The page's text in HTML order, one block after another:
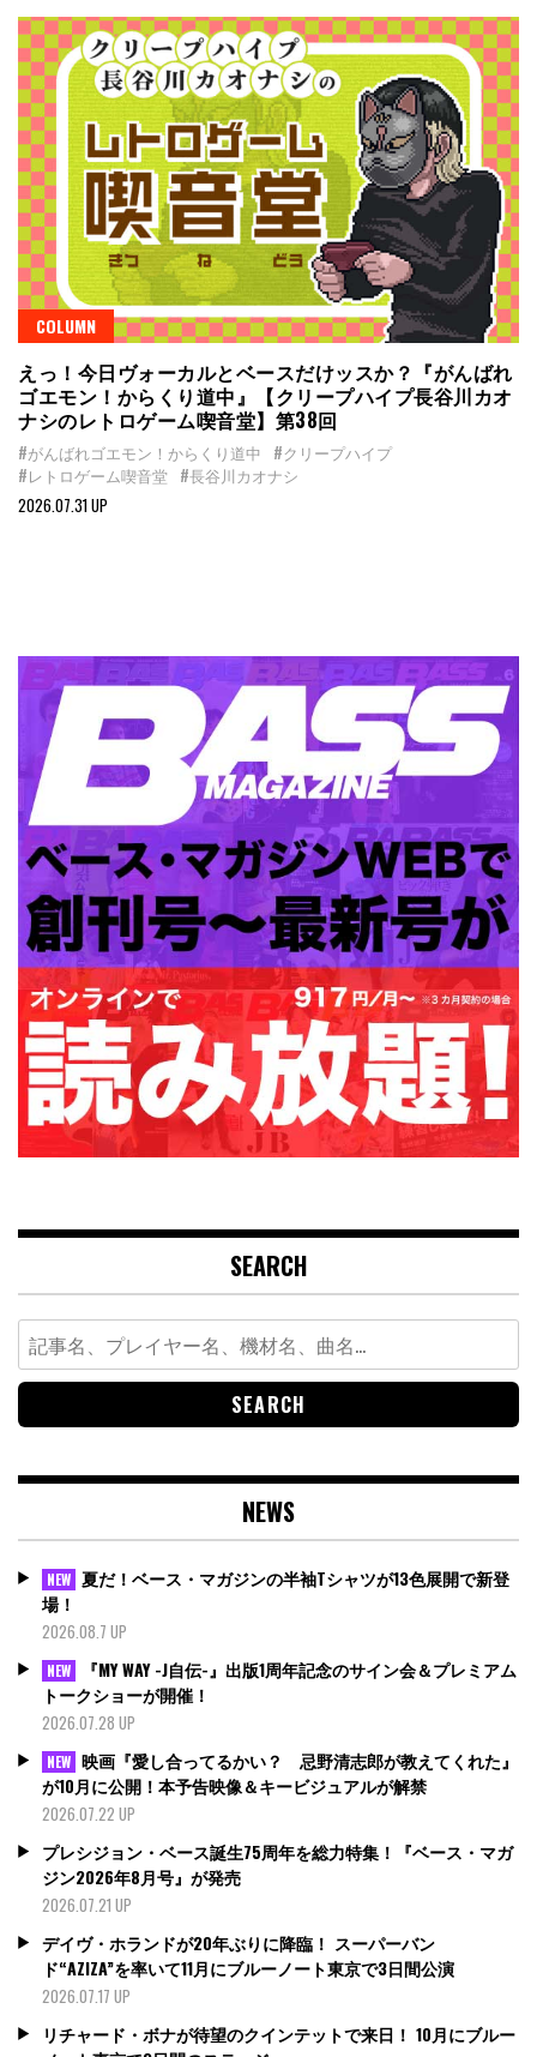
COLUMN
えっ！今日ヴォーカルとベースだけッスか？『がんばれ
ゴエモン！からくり道中』【クリープハイプ長谷川カオ
ナシのレトロゲーム喫音堂】第38回
#がんばれゴエモン！からくり道中 #クリープハイプ
#レトロゲーム喫音堂 #長谷川カオナシ
2026.07.31 UP
SEARCH
Search
for:
NEWS
NEW 夏だ！ベース・マガジンの半袖Tシャツが13色展開で新登
場！
2026.08.7 UP
NEW
『MY WAY -J自伝-』出版1周年記念のサイン会＆プレミアム
トークショーが開催！
2026.07.28 UP
NEW 映画『愛し合ってるかい？ 忌野清志郎が教えてくれた』
が10月に公開！本予告映像＆キービジュアルが解禁
2026.07.22 UP
プレシジョン・ベース誕生75周年を総力特集！『ベース・マガ
ジン2026年8月号』が発売
2026.07.21 UP
デイヴ・ホランドが20年ぶりに降臨！ スーパーバン
ド“AZIZA”を率いて11月にブルーノート東京で3日間公演
2026.07.17 UP
リチャード・ボナが待望のクインテットで来日！ 10月にブルー